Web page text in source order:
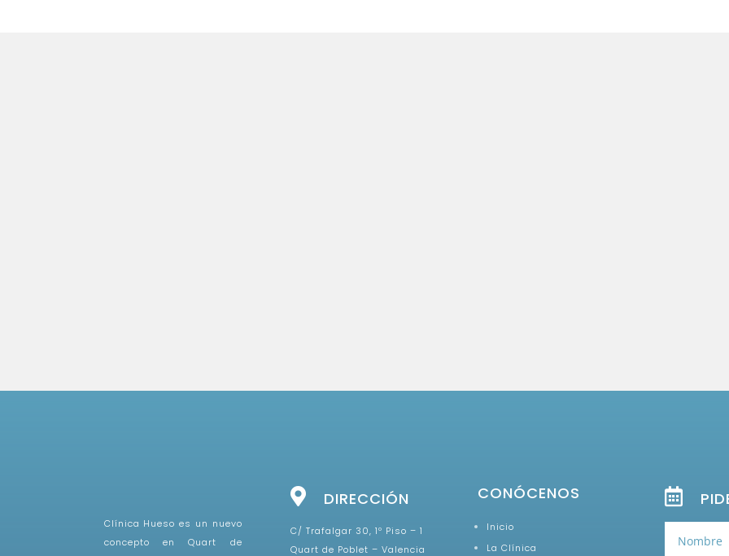
Clínica Hueso es un nuevo
concepto en Quart de
DIRECCIÓN
C/ Trafalgar 30, 1º Piso – 1
Quart de Poblet – Valencia
CONÓCENOS
Inicio
La Clínica